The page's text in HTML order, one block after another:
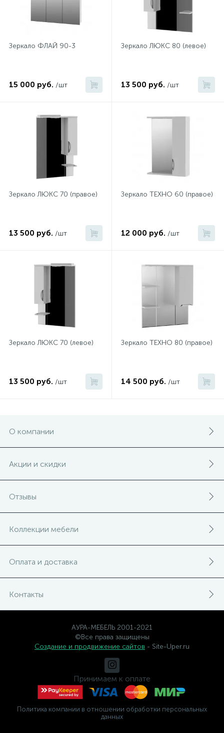
Зеркало ФЛАЙ 90-3
15 000 руб. /шт
Зеркало ЛЮКС 80 (левое)
13 500 руб. /шт
Зеркало ЛЮКС 70 (правое)
13 500 руб. /шт
Зеркало ТЕХНО 60 (правое)
12 000 руб. /шт
Зеркало ЛЮКС 70 (левое)
13 500 руб. /шт
Зеркало ТЕХНО 80 (правое)
14 500 руб. /шт
О компании
Акции и скидки
Отзывы
Коллекции мебели
Оплата и доставка
Контакты
АУРА-МЕБЕЛЬ 2001-2021
©Все права защищены
Создание и продвижение сайтов - Site-Uper.ru
Принимаем к оплате
Политика компании в отношении обработки персональных
данных